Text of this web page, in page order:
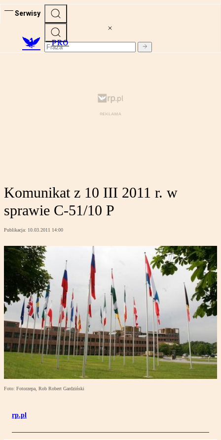
Serwisy
PRO
Komunikat z 10 III 2011 r. w
sprawie C-51/10 P
Publikacja: 10.03.2011 14:00
Foto: Fotorzepa, Rob Robert Gardziński
rp.pl